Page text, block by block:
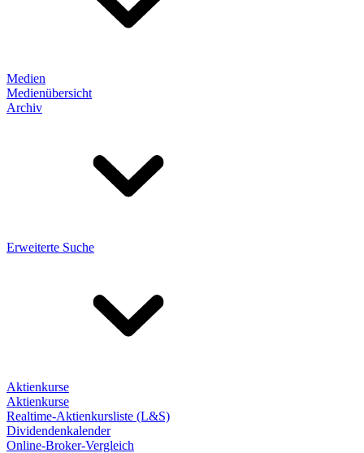
Medien
Medienübersicht
Archiv
Erweiterte Suche
Aktienkurse
Aktienkurse
Realtime-Aktienkursliste (L&S)
Dividendenkalender
Online-Broker-Vergleich